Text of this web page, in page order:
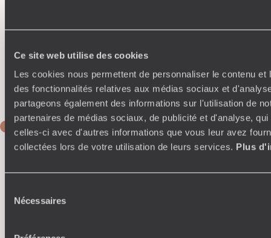
Ce site web utilise des cookies
Les cookies nous permettent de personnaliser le contenu et
des fonctionnalités relatives aux médias sociaux et
partageons également des informations sur l'utilisation de
partenaires de médias sociaux, de publicité et d'analyse,
celles-ci avec d'autres informations que vous leur avez
collectées lors de votre utilisation de leurs services. Plus
Nécessaires
pierres et du courant, la location du matériel adéquat est
conditions. Il est possible de faire une randonnée plus ou
s'arrêtant quand bon vous semble pour faire le trajet en sens
inverse.
JOUR 8
Mount Carmel (Zion National Park) -
Page (Lake Powell)
et semble onduler sous les falaises en direction du
national de Bryce Canyon